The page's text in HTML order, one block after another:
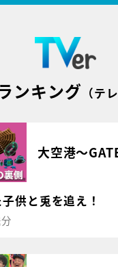
ンキング （テ
大空港～
供と兎を追え！